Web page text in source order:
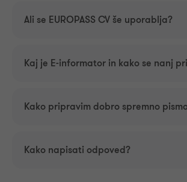
Ali se EUROPASS CV še uporablja?
Kaj je E-informator in kako se nanj
Kako pripravim dobro spremno
Kako napisati odpoved?